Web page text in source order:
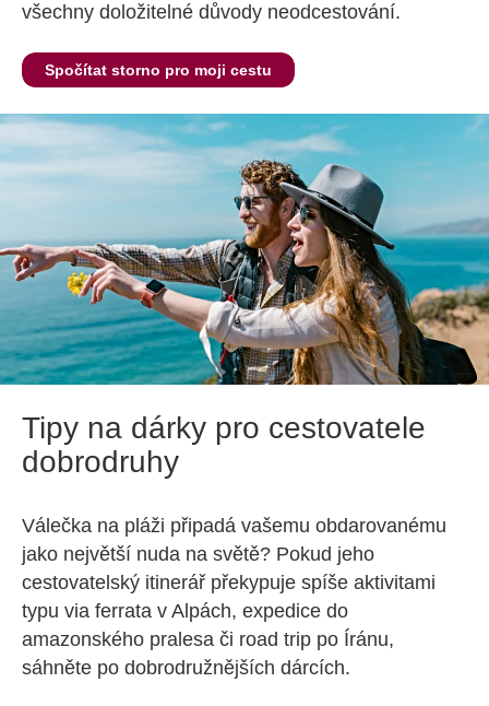
všechny doložitelné důvody neodcestování.
Spočítat storno pro moji cestu
Tipy na dárky pro cestovatele
dobrodruhy
Válečka na pláži připadá vašemu obdarovanému
jako největší nuda na světě? Pokud jeho
cestovatelský itinerář překypuje spíše aktivitami
typu via ferrata v Alpách, expedice do
amazonského pralesa či road trip po Íránu,
sáhněte po dobrodružnějších dárcích.